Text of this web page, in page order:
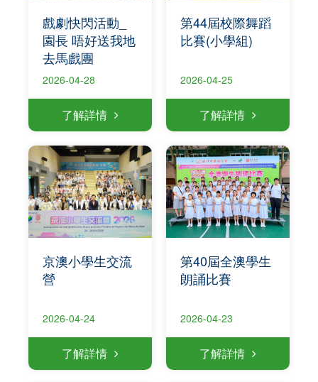
戲劇快閃活動_
園長 唔好送我地
去馬戲團
2026-04-28
了解詳情
第44屆校際舞蹈
比賽(小學組)
2026-04-25
了解詳情
京澳小學生交流
營
2026-04-24
了解詳情
第40屆全澳學生
朗誦比賽
2026-04-23
了解詳情